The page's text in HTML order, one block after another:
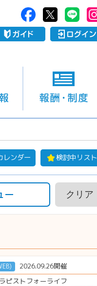
検討中リスト
レンダー
ー クリア
2026.09.26開催
ピストフォーライフ